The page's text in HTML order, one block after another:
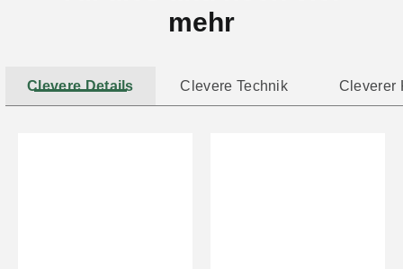
mehr
Clevere Details Clevere Technik Cleverer